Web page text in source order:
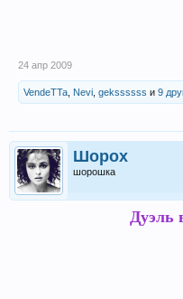
24 апр 2009
VendeTTa Nevi gekssssss и 9
Шорох
шорошка
Дуэль